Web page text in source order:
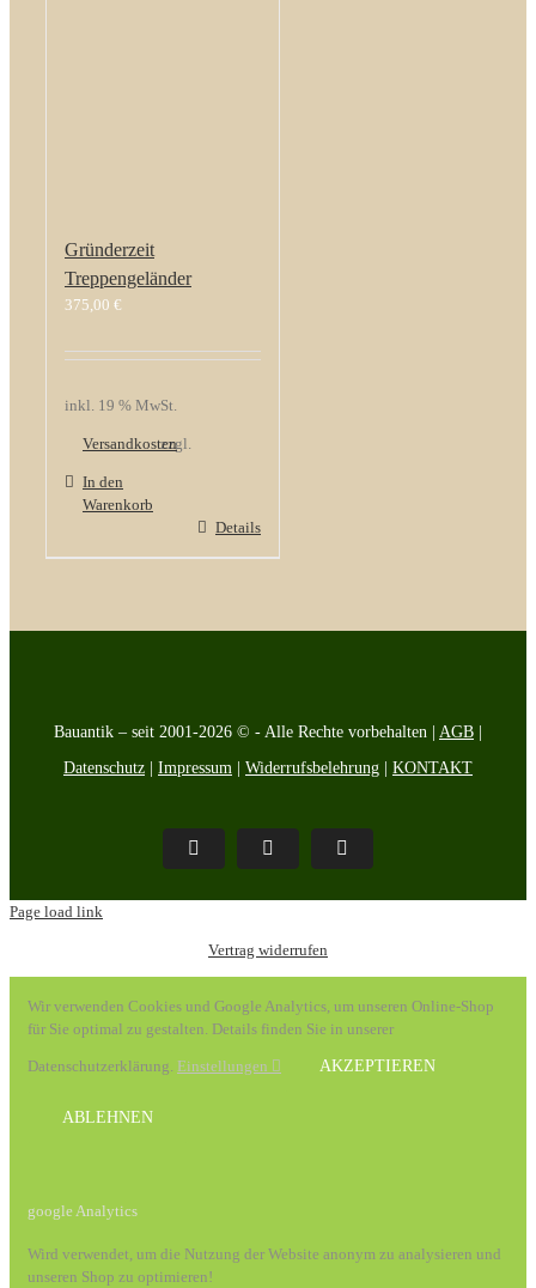
Gründerzeit
Treppengeländer
375,00 €
inkl. 19 % MwSt.
zzgl.
Versandkosten
In den
Warenkorb
Details
Bauantik – seit 2001-2026 © - Alle Rechte vorbehalten | AGB |
Datenschutz | Impressum | Widerrufsbelehrung | KONTAKT
Pinterest FacebookInstagram
Page load link
Vertrag widerrufen
Wir verwenden Cookies und Google Analytics, um unseren Online-Shop
für Sie optimal zu gestalten. Details finden Sie in unserer
Datenschutzerklärung. Einstellungen AKZEPTIEREN
ABLEHNEN
google Analytics
Wird verwendet, um die Nutzung der Website anonym zu analysieren und
unseren Shop zu optimieren!